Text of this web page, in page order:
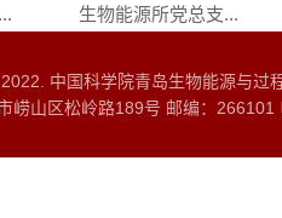
生物能源所党总支...
中国科学院青岛生物能源与过
崂山区松岭路189号 邮编：